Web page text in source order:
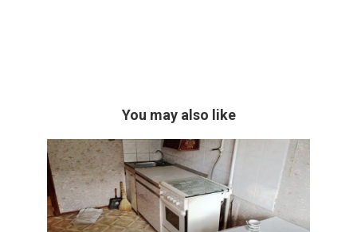
You may also like